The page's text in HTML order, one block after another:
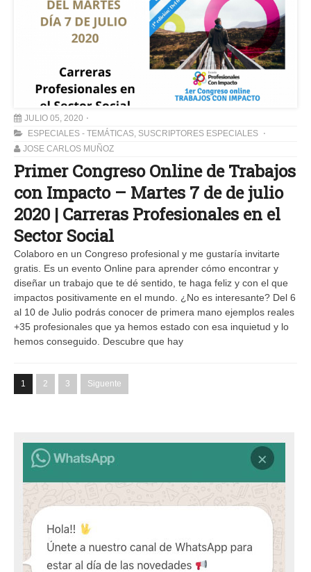
JULIO 05, 2020
ESPECIALES - TEMÁTICAS, SUSCRIPTORES ESPECIALES
JOSE CARLOS MUÑOZ
Primer Congreso Online de Trabajos
con Impacto – Martes 7 de de julio
2020 | Carreras Profesionales en el​
Sector Social
Colaboro en un Congreso profesional y me gustaría invitarte
gratis. Es un evento Online para aprender cómo encontrar y
diseñar un trabajo que te dé sentido, te haga feliz y con el que
impactos positivamente en el mundo. ¿No es interesante? Del 6
al 10 de Julio podrás conocer de primera mano ejemplos reales
+35 profesionales que ya hemos estado con esa inquietud y lo
hemos conseguido. Descubre que hay
1 2 3 Siguente